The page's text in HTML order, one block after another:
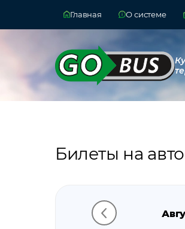
Главная О системе
Билеты на